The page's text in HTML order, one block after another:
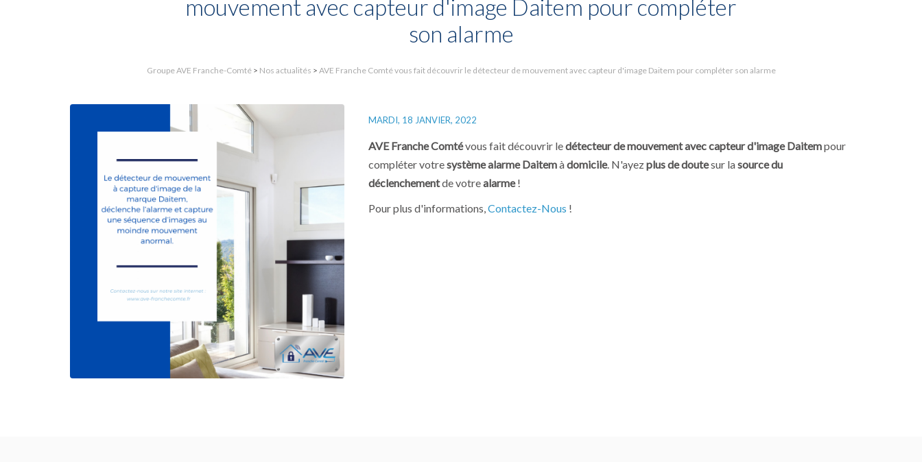
mouvement avec capteur d'image Daitem pour compléter
son alarme
Groupe AVE Franche-Comté> Nos actualités > AVE Franche Comté vous fait découvrir le détecteur de mouvement avec capteur d'image Daitem pour compléter son alarme
MARDI, 18 JANVIER, 2022
AVE Franche Comtévous fait découvrir ledétecteur de mouvement avec capteur d'image Daitempour
compléter votresystème alarme Daitemàdomicile. N'ayezplus de doutesur lasource du
déclenchementde votrealarme!
Pour plus d'informations,Contactez-Nous !